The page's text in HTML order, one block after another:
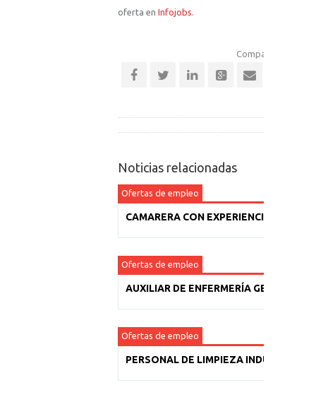
oferta en Infojobs.
Comparte esta
Noticias relacionadas
Ofertas de empleo
CAMARERA CON EXPERIENCIA
Ofertas de empleo
AUXILIAR DE ENFERMERÍA GERIÁTRICA
Ofertas de empleo
PERSONAL DE LIMPIEZA INDUSTRIAL